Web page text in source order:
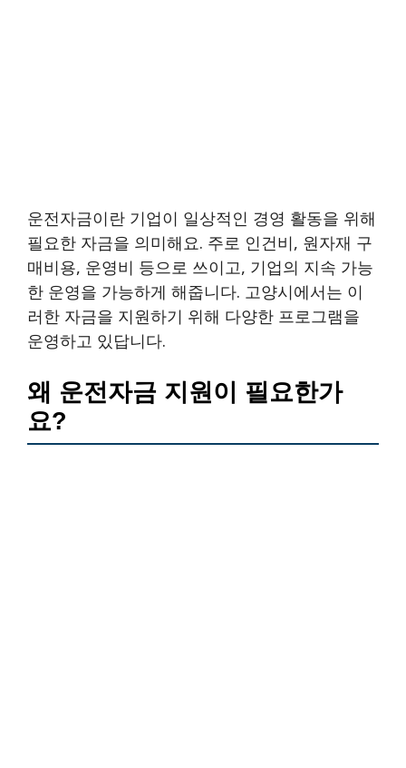
운전자금이란 기업이 일상적인 경영 활동을 위해
필요한 자금을 의미해요. 주로 인건비, 원자재 구
매비용, 운영비 등으로 쓰이고, 기업의 지속 가능
한 운영을 가능하게 해줍니다. 고양시에서는 이
러한 자금을 지원하기 위해 다양한 프로그램을
운영하고 있답니다.
왜 운전자금 지원이 필요한가
요?